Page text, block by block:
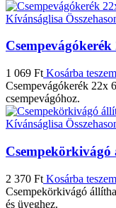
Kívánságlisa
1 069 Ft Kosárba teszem
Csempevágókerék 22x
csempevágóhoz.
Kívánságlisa
2 370 Ft Kosárba teszem
Csempekörkivágó
és üveghez.